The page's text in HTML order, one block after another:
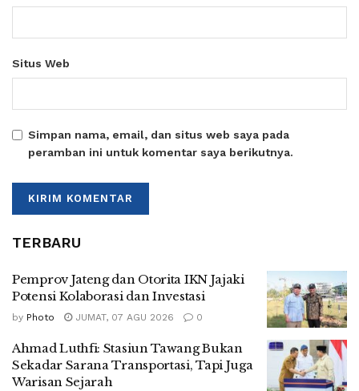
Situs Web
Simpan nama, email, dan situs web saya pada
peramban ini untuk komentar saya berikutnya.
TERBARU
Pemprov Jateng dan Otorita IKN Jajaki
Potensi Kolaborasi dan Investasi
by Photo JUMAT, 07 AGU 2026 0
Ahmad Luthfi: Stasiun Tawang Bukan
Sekadar Sarana Transportasi, Tapi Juga
Warisan Sejarah